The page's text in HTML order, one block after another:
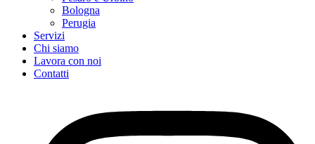
Bologna
Perugia
Servizi
Chi siamo
Lavora con noi
Contatti